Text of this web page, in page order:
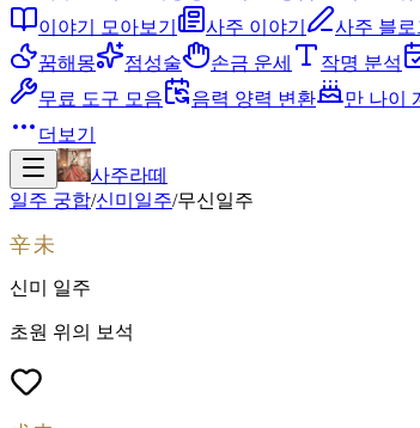
이야기 모아보기
사주 이야기 사주 블로
꿈해몽
점성술 손금 운세 작명 분석
무료 도구 모음
음력 양력 변환 만 나이
더보기
사주라떼
일주 궁합/신미 일주/무신일주
辛未
신미 일주
초원 위의 보석